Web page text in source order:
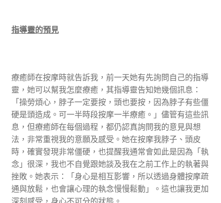
指導靈的預見
療癒師在按摩時就告訴我，前一天她有先詢問自己的指導
靈，她可以幫我怎麼療癒，其指導靈告知她幾個訊息：
「操勞煩心，脖子一定要按，頭也要按，因為脖子有些僵
硬是頭造成。可一半時段按摩一半療癒。」儘管有這些訊
息，但療癒師在每個過程，都仍認真詢問我的意見與想
法，非常重視我的意願及感受。她在按摩我脖子、頭皮
時，確實發現非常僵硬，也提醒我通常會如此是因為「執
念」很深，我也不自覺跟她談及我在之前工作上的執著與
挫敗。她表示：「身心是相互影響，所以透過身體按摩疏
通與放鬆，也會讓心理的執念慢慢鬆動」。這也讓我更加
深刻感受，身心不可分的狀態。